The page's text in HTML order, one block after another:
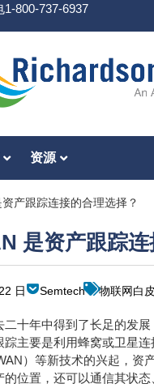
1-800-737-6937
资源
产跟踪连接的合理选择？
是资产跟踪连
日 Semtech 物联网白
二十年中得到了长足的发
踪主要是利用蜂窝或卫星
）等新技术的兴起，资
位置，还可以通信其状